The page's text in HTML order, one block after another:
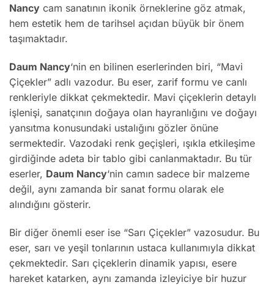
Nancy cam sanatının ikonik örneklerine göz atmak,
hem estetik hem de tarihsel açıdan büyük bir önem
taşımaktadır.
Daum Nancy‘nin en bilinen eserlerinden biri, “Mavi
Çiçekler” adlı vazodur. Bu eser, zarif formu ve canlı
renkleriyle dikkat çekmektedir. Mavi çiçeklerin detaylı
işlenişi, sanatçının doğaya olan hayranlığını ve doğayı
yansıtma konusundaki ustalığını gözler önüne
sermektedir. Vazodaki renk geçişleri, ışıkla etkileşime
girdiğinde adeta bir tablo gibi canlanmaktadır. Bu tür
eserler, Daum Nancy‘nin camın sadece bir malzeme
değil, aynı zamanda bir sanat formu olarak ele
alındığını gösterir.
Bir diğer önemli eser ise “Sarı Çiçekler” vazosudur. Bu
eser, sarı ve yeşil tonlarının ustaca kullanımıyla dikkat
çekmektedir. Sarı çiçeklerin dinamik yapısı, esere
hareket katarken, aynı zamanda izleyiciye bir huzur